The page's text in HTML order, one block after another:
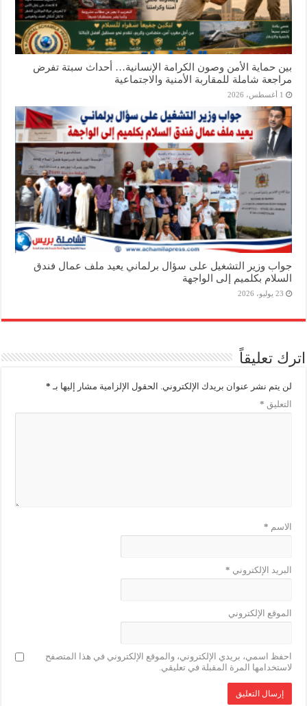
بين حماية الأمن وصون الكرامة الإنسانية… أحداث سبتة تفرض
مراجعة شاملة للمقاربة الأمنية والاجتماعية
1 أغسطس، 2026
جواب وزير التشغيل على سؤال برلماني يعيد ملف عمال فندق
السلام بكلميم إلى الواجهة
23 يوليو، 2026
اترك تعليقاً
لن يتم نشر عنوان بريدك الإلكتروني. الحقول الإلزامية مشار إليها بـ *
التعليق *
الاسم *
البريد الإلكتروني *
الموقع الإلكتروني
احفظ اسمي، بريدي الإلكتروني، والموقع الإلكتروني في هذا المتصفح
لاستخدامها المرة المقبلة في تعليقي.